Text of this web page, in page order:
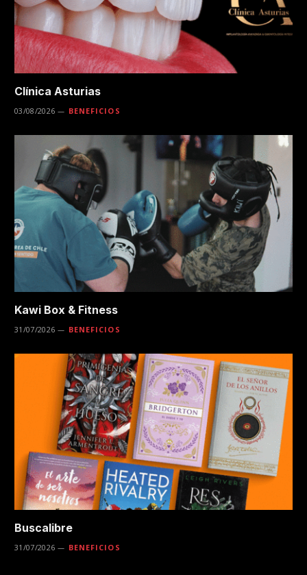
Clínica Asturias
03/08/2026 BENEFICIOS
Kawi Box & Fitness
31/07/2026 BENEFICIOS
Buscalibre
31/07/2026 BENEFICIOS